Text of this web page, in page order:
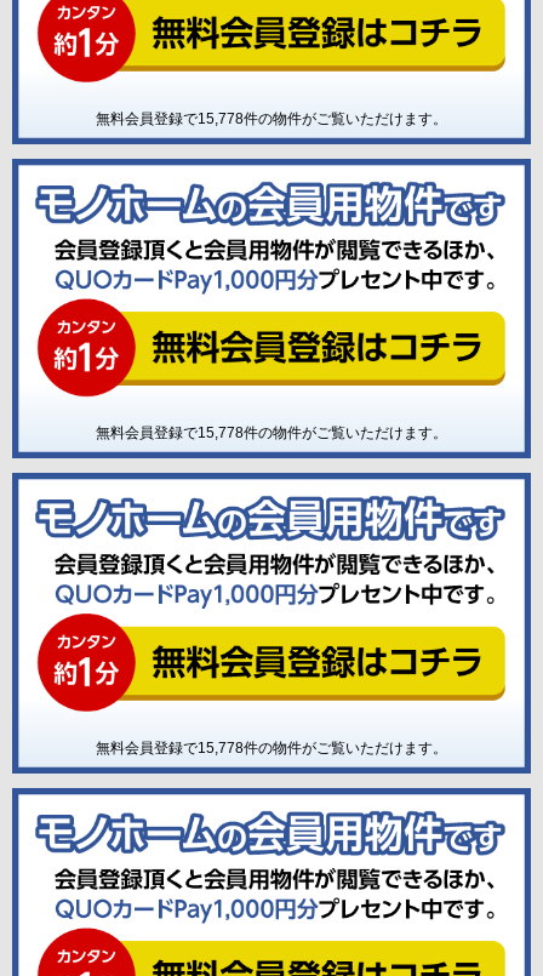
無料会員登録で15,778件の物件がご覧いただけます。
無料会員登録で15,778件の物件がご覧いただけます。
無料会員登録で15,778件の物件がご覧いただけます。